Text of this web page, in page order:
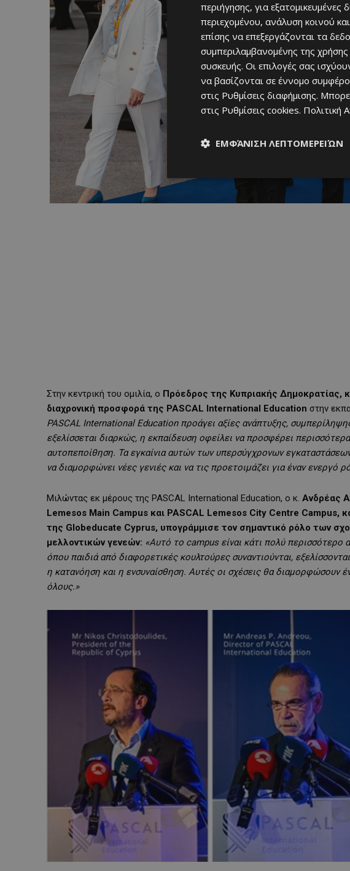
Στην κεντρική του ομιλία, ο Πρόεδρος της Κυπριακής Δημοκρατίας,
διαχρονική προσφορά της PASCAL International Education στην
PASCAL InternationalEducationπροάγει αξίες ανάπτυξης,
εξελίσσεται διαρκώς, η εκπαίδευση οφείλει να προσφέρει
αυτοπεποίθηση. Τα εγκαίνια αυτών των υπερσύγχρονων
να διαμορφώνει νέες γενιές και να τις προετοιμάζει για έναν ενεργό
Μιλώντας εκ μέρους της PASCAL International Education, ο κ. Ανδρέας
Lemesos Main Campus και PASCAL Lemesos City Centre Campus,
της Globeducate Cyprus, υπογράμμισε τον σημαντικό ρόλο των
μελλοντικών γενεών: «Αυτό το campusείναι κάτι πολύ περισσότερο
όπου παιδιά από διαφορετικές κουλτούρες συναντιούνται,
η κατανόηση και η ενσυναίσθηση. Αυτές οι σχέσεις θα διαμορφώσουν
όλους.»
περιήγησης, για εξατομικευμένες
περιεχομένου, ανάλυση κοινού
επίσης να επεξεργάζονται τα
συμπεριλαμβανομένης της
συσκευής. Οι επιλογές σας
να βασίζονται σε έννομο
στις Ρυθμίσεις διαφήμισης.
στις Ρυθμίσεις cookies. Πολιτική
ΕΜΦΆΝΙΣΗ ΛΕΠΤΟΜΕΡΕΙΏΝ